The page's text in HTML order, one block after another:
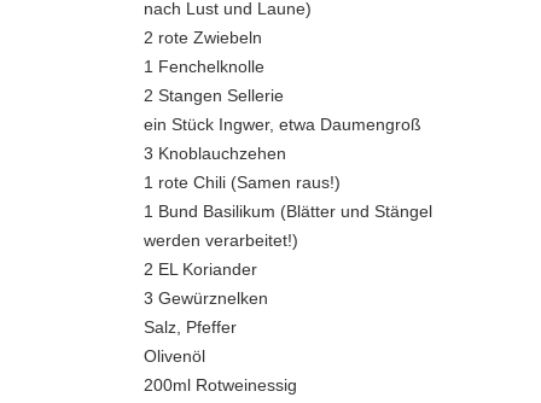
nach Lust und Laune)
2 rote Zwiebeln
1 Fenchelknolle
2 Stangen Sellerie
ein Stück Ingwer, etwa Daumengroß
3 Knoblauchzehen
1 rote Chili (Samen raus!)
1 Bund Basilikum (Blätter und Stängel
werden verarbeitet!)
2 EL Koriander
3 Gewürznelken
Salz, Pfeffer
Olivenöl
200ml Rotweinessig